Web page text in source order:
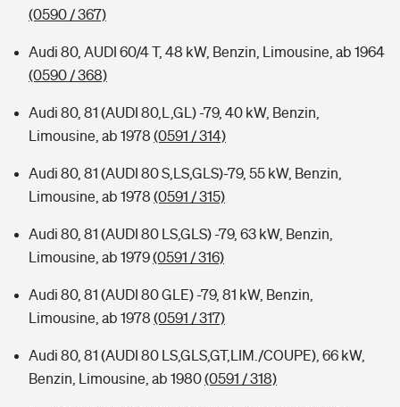
(0590 / 367)
Audi 80, AUDI 60/4 T, 48 kW, Benzin, Limousine, ab 1964
(0590 / 368)
Audi 80, 81 (AUDI 80,L,GL) -79, 40 kW, Benzin,
Limousine, ab 1978 (0591 / 314)
Audi 80, 81 (AUDI 80 S,LS,GLS)-79, 55 kW, Benzin,
Limousine, ab 1978 (0591 / 315)
Audi 80, 81 (AUDI 80 LS,GLS) -79, 63 kW, Benzin,
Limousine, ab 1979(0591 / 316)
Audi 80, 81 (AUDI 80 GLE) -79, 81 kW, Benzin,
Limousine, ab 1978 (0591 / 317)
Audi 80, 81 (AUDI 80 LS,GLS,GT,LIM./COUPE), 66 kW,
Benzin, Limousine, ab 1980(0591 / 318)